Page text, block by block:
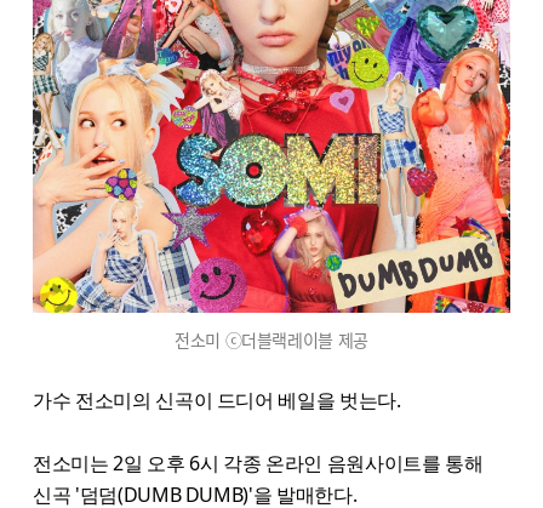
전소미 ⓒ더블랙레이블 제공
가수 전소미의 신곡이 드디어 베일을 벗는다.
전소미는 2일 오후 6시 각종 온라인 음원사이트를 통해
신곡 '덤덤(DUMB DUMB)'을 발매한다.